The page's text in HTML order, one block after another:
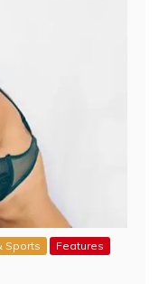
Sports
Features